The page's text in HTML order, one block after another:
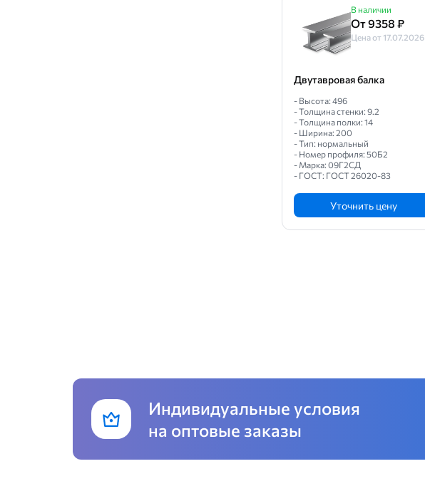
22С
23Б1
В наличии
От 9358 ₽
Цена от 17.07.2026
Двутавровая балка
- Высота: 496
- Толщина стенки: 9.2
- Толщина полки: 14
- Ширина: 200
- Тип: нормальный
- Номер профиля: 50Б2
- Марка: 09Г2СД
- ГОСТ: ГОСТ 26020-83
Уточнить цену
Индивидуальные условия
на оптовые заказы